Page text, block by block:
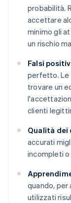
probabilità.
accettare
minimo gli
un rischio
Falsi
perfetto. Le
trovare un
clienti
Qualità dei
accurati
incompleti
quando,
utilizzati